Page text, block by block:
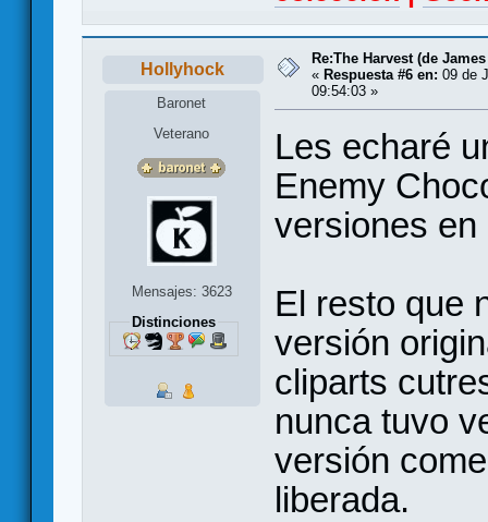
Hollyhock
Baronet
Veterano
Mensajes: 3623
Distinciones
Re:The Harvest (de
« Respuesta #6 en: 09 de
09:54:03 »
Les echaré
Enemy
versiones en
El resto que
versión
cliparts
nunca tuvo
versión
liberada.